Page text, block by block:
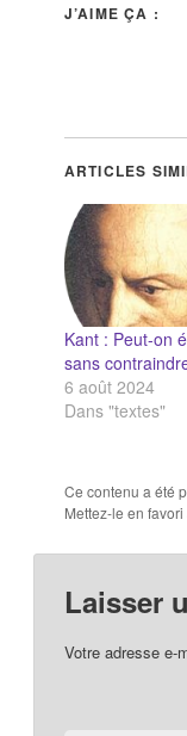
J’AIME ÇA :
ARTICLES
Kant : Peut-on
sans
6 août 2024
Dans "textes"
Ce contenu a été
Mettez-le en
Laisser
Votre adresse e-